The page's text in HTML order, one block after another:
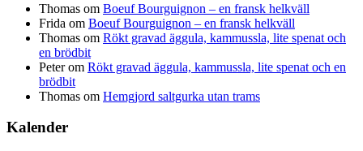
Thomas om Boeuf Bourguignon – en fransk helkväll
Frida om Boeuf Bourguignon – en fransk helkväll
Thomas om Rökt gravad äggula, kammussla, lite spenat och
en brödbit
Peterom Rökt gravad äggula, kammussla, lite spenat och en
brödbit
Thomas om Hemgjord saltgurka utan trams
Kalender